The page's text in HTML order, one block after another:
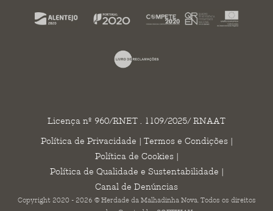
Licença nº 960/RNET . 1109/2025/ RNAAT
Política de Privacidade | Termos e Condições|
Política de Cookies|
Política de Qualidade e Sustentabilidade |
Canal de Denúncias
Copyright 2020 - 2026 © Herdade da Malhadinha Nova. Todos os direitos